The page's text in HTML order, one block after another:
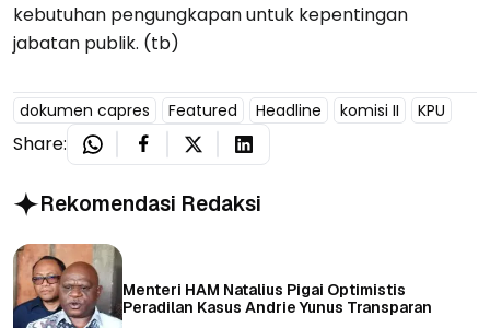
kebutuhan pengungkapan untuk kepentingan
jabatan publik. (tb)
dokumen capres Featured Headline komisi II KPU
Share:
Rekomendasi Redaksi
Menteri HAM Natalius Pigai Optimistis
Peradilan Kasus Andrie Yunus Transparan